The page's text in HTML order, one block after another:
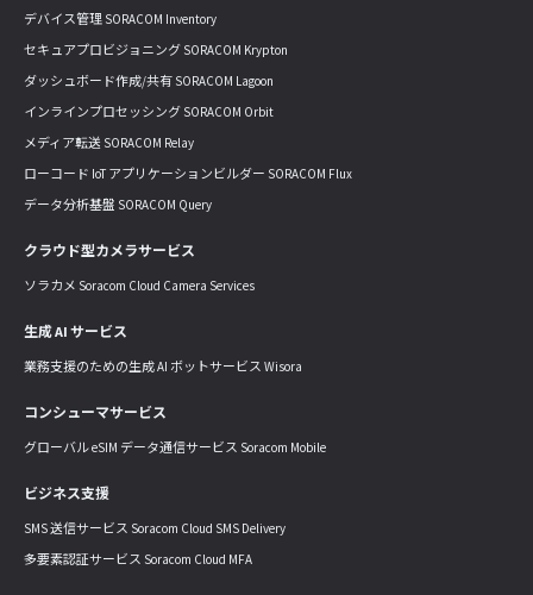
デバイス管理 SORACOM Inventory
セキュアプロビジョニング SORACOM Krypton
ダッシュボード作成/共有 SORACOM Lagoon
インラインプロセッシング SORACOM Orbit
メディア転送 SORACOM Relay
ローコード IoT アプリケーションビルダー SORACOM Flux
データ分析基盤 SORACOM Query
クラウド型カメラサービス
ソラカメ Soracom Cloud Camera Services
生成 AI サービス
業務支援のための生成 AI ボットサービス Wisora
コンシューマサービス
グローバル eSIM データ通信サービス Soracom Mobile
ビジネス支援
SMS 送信サービス Soracom Cloud SMS Delivery
多要素認証サービス Soracom Cloud MFA